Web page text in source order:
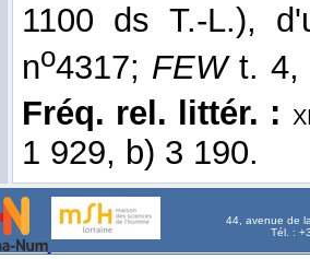
1100 ds T.-L.),
no4317; FEWt.
Fréq. rel. littér. :
1 929, b) 3 190.
44, avenue de
Tél. :